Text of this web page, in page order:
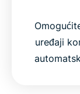
uređaji